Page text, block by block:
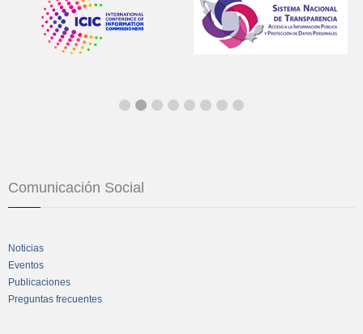
Comunicación Social
Noticias
Eventos
Publicaciones
Preguntas frecuentes